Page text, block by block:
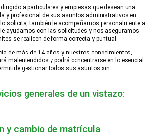
a particulares y empresas que desean una
y profesional de sus asuntos administrativos en
solicita, también le acompañamos personalmente a
le ayudamos con las solicitudes y nos aseguramos
se realicen de forma correcta y puntual.
de más de 14 años y nuestros conocimientos,
malentendidos y podrá concentrarse en lo esencial.
gestionar todos sus asuntos sin
generales de un vistazo:
y cambio de matrícula